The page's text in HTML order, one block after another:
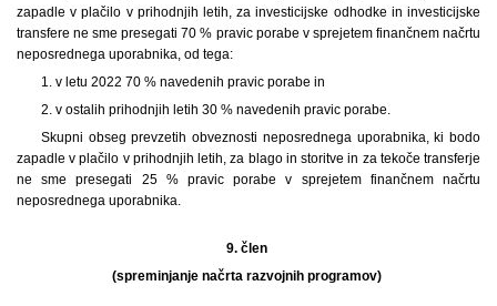
zapadle v plačilo v prihodnjih letih, za investicijske odhodke in investicijske
transfere ne sme presegati 70 % pravic porabe v sprejetem finančnem načrtu
neposrednega uporabnika, od tega:
1. v letu 2022 70 % navedenih pravic porabe in
2. v ostalih prihodnjih letih 30 % navedenih pravic porabe.
Skupni obseg prevzetih obveznosti neposrednega uporabnika, ki bodo
zapadle v plačilo v prihodnjih letih, za blago in storitve in za tekoče transferje
ne sme presegati 25 % pravic porabe v sprejetem finančnem načrtu
neposrednega uporabnika.
9. člen
(spreminjanje načrta razvojnih programov)